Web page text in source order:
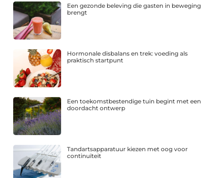
Een gezonde beleving die gasten in beweging
brengt
Hormonale disbalans en trek: voeding als
praktisch startpunt
Een toekomstbestendige tuin begint met een
doordacht ontwerp
Tandartsapparatuur kiezen met oog voor
continuïteit